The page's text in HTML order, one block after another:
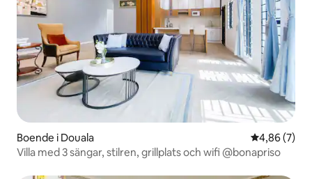
Boende i Douala 4,86 av 5 i
4,86 (7)
Villa med 3 sängar, stilren, grillplats och wifi @bonapriso